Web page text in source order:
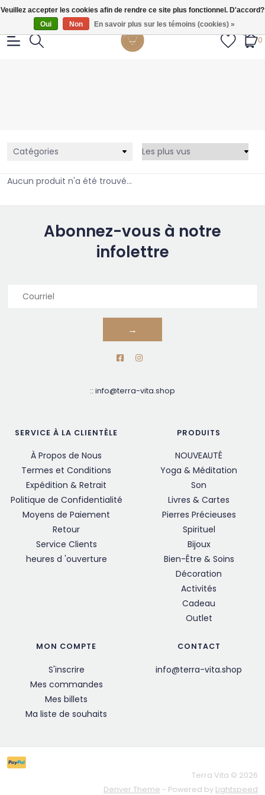
Gratis verzendig vanaf €55.
0
Catégories
Aucun produit n'a été trouvé...
Abonnez-vous à notre
infolettre
→
:: info@terra-vita.shop
SERVICE À LA CLIENTÈLE
À Propos de Nous
Termes et Conditions
Expédition & Retrait
Politique de Confidentialité
Moyens de Paiement
Retour
Service Clients
heures d 'ouverture
PRODUITS
NOUVEAUTÉ
Yoga & Méditation
Son
Livres & Cartes
Pierres Précieuses
Spirituel
Bijoux
Bien-Être & Soins
Décoration
Activités
Cadeau
Outlet
MON COMPTE
S'inscrire
Mes commandes
Mes billets
Ma liste de souhaits
CONTACT
info@terra-vita.shop
Terra Vita © 2026
Denver Theme - Powered by Lightspeed
Veuillez accepter les cookies afin de rendre ce site plus fonctionnel. D'accord?
Oui
Non En savoir plus sur les témoins (cookies) »